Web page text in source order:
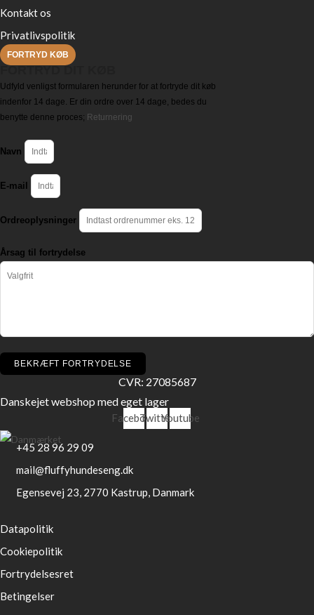
Kontakt os
Privatlivspolitik
FORTRYD KØB
FORTRYD DIT KØB
Udfyld venligst formularen herunder for at fortryde dit køb
indenfor 14 dage. Er din ordre over 14 dage, bedes du
benytte denne proces; Returnering
Navn
E-mail
Ordreoplysninger
Årsag til fortrydelse
BEKRÆFT FORTRYDELSE
CVR: 27085687
Danskejet webshop med eget lager
FacebookTwitterYoutube
+45 28 96 29 09
mail@fluffyhundeseng.dk
Egensevej 23, 2770 Kastrup, Danmark
Datapolitik
Cookiepolitik
Fortrydelsesret
Betingelser